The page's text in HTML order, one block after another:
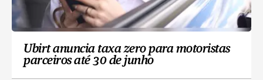
Ubirt anuncia taxa zero para motoristas
parceiros até 30 de junho